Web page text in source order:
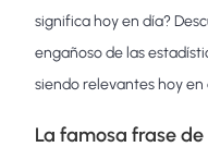
significa hoy en día?
engañoso de las
siendo relevantes hoy en
La famosa frase